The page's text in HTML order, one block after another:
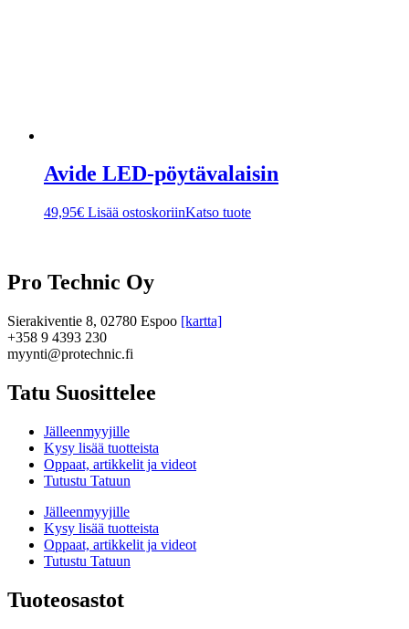
Avide LED-pöytävalaisin
49,95€ Lisää ostoskoriinKatso tuote
Pro Technic Oy
Sierakiventie 8, 02780 Espoo [kartta]
+358 9 4393 230
myynti@protechnic.fi
Tatu Suosittelee
Jälleenmyyjille
Kysy lisää tuotteista
Oppaat, artikkelit ja videot
Tutustu Tatuun
Jälleenmyyjille
Kysy lisää tuotteista
Oppaat, artikkelit ja videot
Tutustu Tatuun
Tuoteosastot